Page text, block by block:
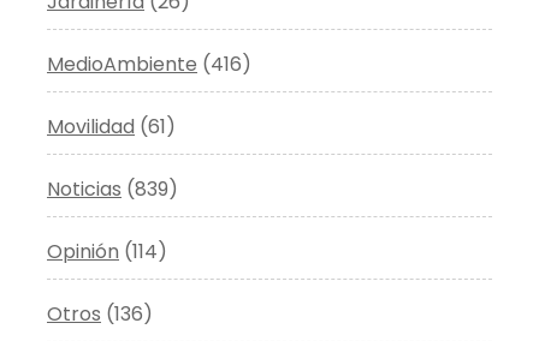
MedioAmbiente (416)
Movilidad (61)
Noticias (839)
Opinión (114)
Otros (136)